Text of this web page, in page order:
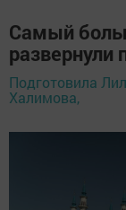
Самый
Подготовила
Халимова,